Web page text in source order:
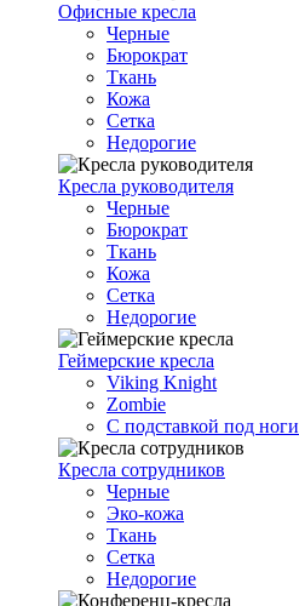
Офисные кресла
Черные
Бюрократ
Ткань
Кожа
Сетка
Недорогие
Кресла руководителя
Черные
Бюрократ
Ткань
Кожа
Сетка
Недорогие
Геймерские кресла
Viking Knight
Zombie
С подставкой под ноги
Кресла сотрудников
Черные
Эко-кожа
Ткань
Сетка
Недорогие